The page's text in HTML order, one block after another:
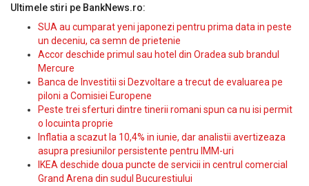
Ultimele stiri pe BankNews.ro:
SUA au cumparat yeni japonezi pentru prima data in peste
un deceniu, ca semn de prietenie
Accor deschide primul sau hotel din Oradea sub brandul
Mercure
Banca de Investitii si Dezvoltare a trecut de evaluarea pe
piloni a Comisiei Europene
Peste trei sferturi dintre tinerii romani spun ca nu isi permit
o locuinta proprie
Inflatia a scazut la 10,4% in iunie, dar analistii avertizeaza
asupra presiunilor persistente pentru IMM-uri
IKEA deschide doua puncte de servicii in centrul comercial
Grand Arena din sudul Bucurestiului